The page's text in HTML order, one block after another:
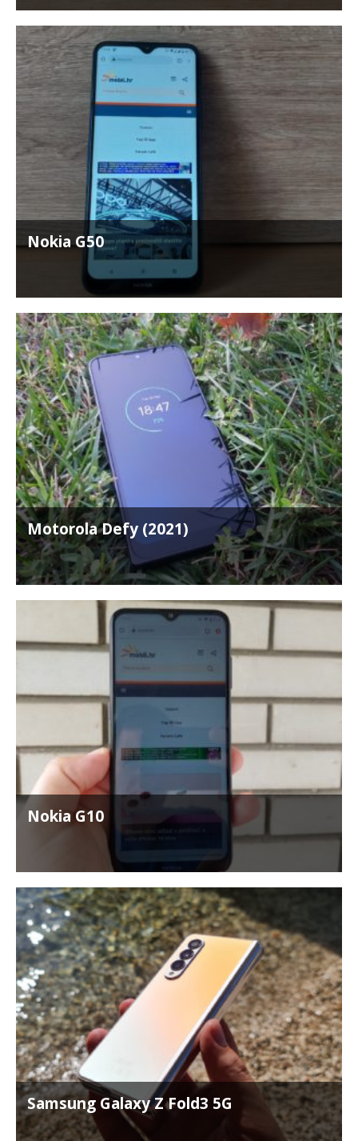
Nokia G50
Motorola Defy (2021)
Nokia G10
Samsung Galaxy Z Fold3 5G